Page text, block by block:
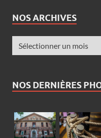
NOS ARCHIVES
NOS DERNIÈRES